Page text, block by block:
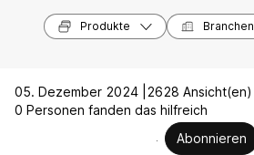
Produkte Branchen
05. Dezember 2024 |
2628 Ansicht(en) |
0 Personen fanden das hilfreich
Abonnieren